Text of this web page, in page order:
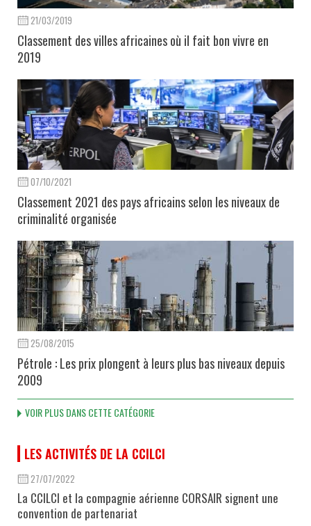
21/03/2019
Classement des villes africaines où il fait bon vivre en
2019
07/10/2021
Classement 2021 des pays africains selon les niveaux de
criminalité organisée
25/08/2015
Pétrole : Les prix plongent à leurs plus bas niveaux depuis
2009
VOIR PLUS DANS CETTE CATÉGORIE
LES ACTIVITÉS DE LA CCILCI
27/07/2022
La CCILCI et la compagnie aérienne CORSAIR signent une
convention de partenariat